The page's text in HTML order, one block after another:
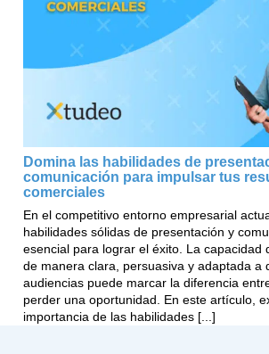
Domina las habilidades de
comunicación para impulsar tus
comerciales
En el competitivo entorno empresarial
habilidades sólidas de presentación y
esencial para lograr el éxito. La capacidad
de manera clara, persuasiva y adaptada a
audiencias puede marcar la diferencia
perder una oportunidad. En este artículo,
importancia de las habilidades [...]